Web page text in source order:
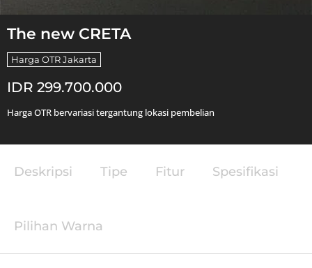
The new CRETA
Harga OTR Jakarta
IDR 299.700.000
Harga OTR bervariasi tergantung lokasi pembelian
Deskripsi Tipe Fitur Spesifikasi
Pilihan Warna